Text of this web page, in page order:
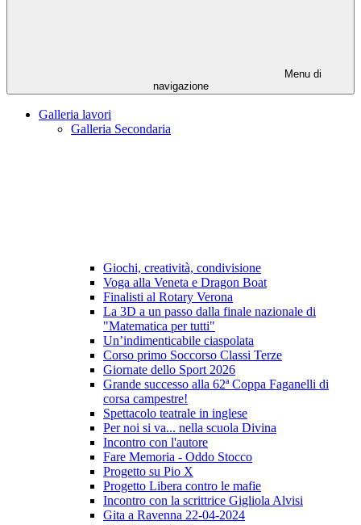
Menu di
navigazione
Galleria lavori
Galleria Secondaria
Giochi, creatività, condivisione
Voga alla Veneta e Dragon Boat
Finalisti al Rotary Verona
La 3D a un passo dalla finale nazionale di
"Matematica per tutti"
Un’indimenticabile ciaspolata
Corso primo Soccorso Classi Terze
Giornate dello Sport 2026
Grande successo alla 62ª Coppa Faganelli di
corsa campestre!
Spettacolo teatrale in inglese
Per noi si va... nella scuola Divina
Incontro con l'autore
Fare Memoria - Oddo Stocco
Progetto su Pio X
Progetto Libera contro le mafie
Incontro con la scrittrice Gigliola Alvisi
Gita a Ravenna 22-04-2024